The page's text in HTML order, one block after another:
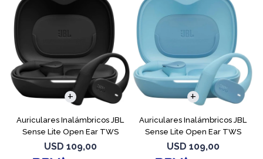
Auriculares Inalámbricos JBL
Sense Lite Open Ear TWS
Negro
USD 109,00
Auriculares Inalámbricos JBL
Sense Lite Open Ear TWS
Azul
USD 109,00